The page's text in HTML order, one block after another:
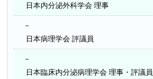
日本内分泌外科学会 理事
－
日本病理学会 評議員
－
日本臨床内分泌病理学会 理事・評議員